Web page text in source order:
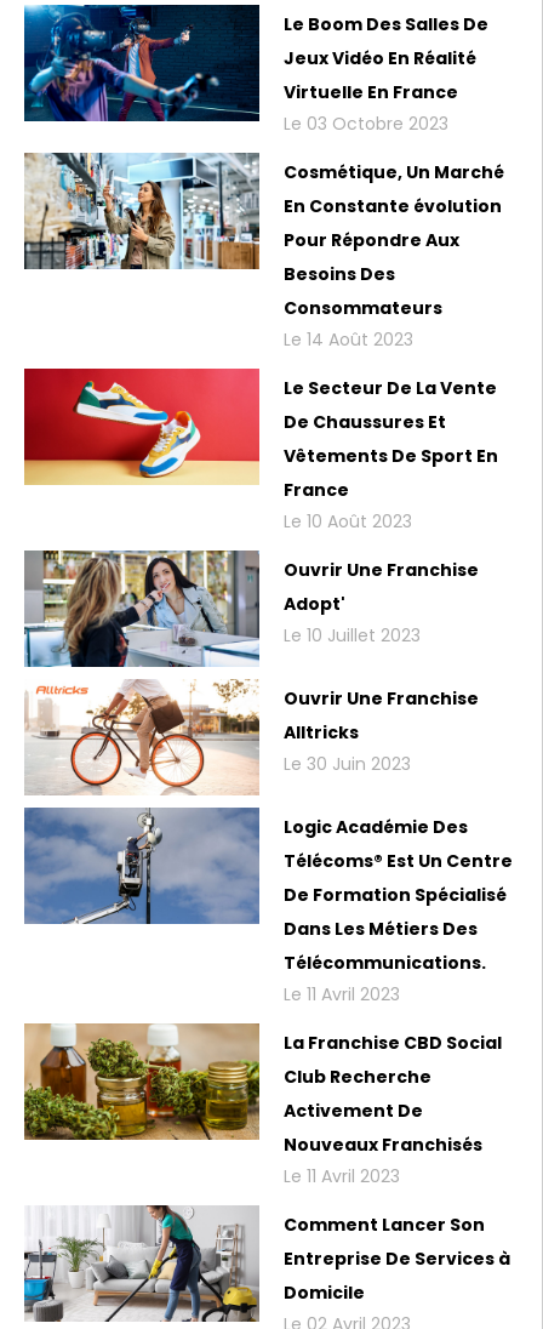
Le Boom Des Salles De
Jeux Vidéo En Réalité
Virtuelle En France
Le 03 Octobre 2023
Cosmétique, Un Marché
En Constante évolution
Pour Répondre Aux
Besoins Des
Consommateurs
Le 14 Août 2023
Le Secteur De La Vente
De Chaussures Et
Vêtements De Sport En
France
Le 10 Août 2023
Ouvrir Une Franchise
Adopt'
Le 10 Juillet 2023
Ouvrir Une Franchise
Alltricks
Le 30 Juin 2023
Logic Académie Des
Télécoms® Est Un Centre
De Formation Spécialisé
Dans Les Métiers Des
Télécommunications.
Le 11 Avril 2023
La Franchise CBD Social
Club Recherche
Activement De
Nouveaux Franchisés
Le 11 Avril 2023
Comment Lancer Son
Entreprise De Services à
Domicile
Le 02 Avril 2023